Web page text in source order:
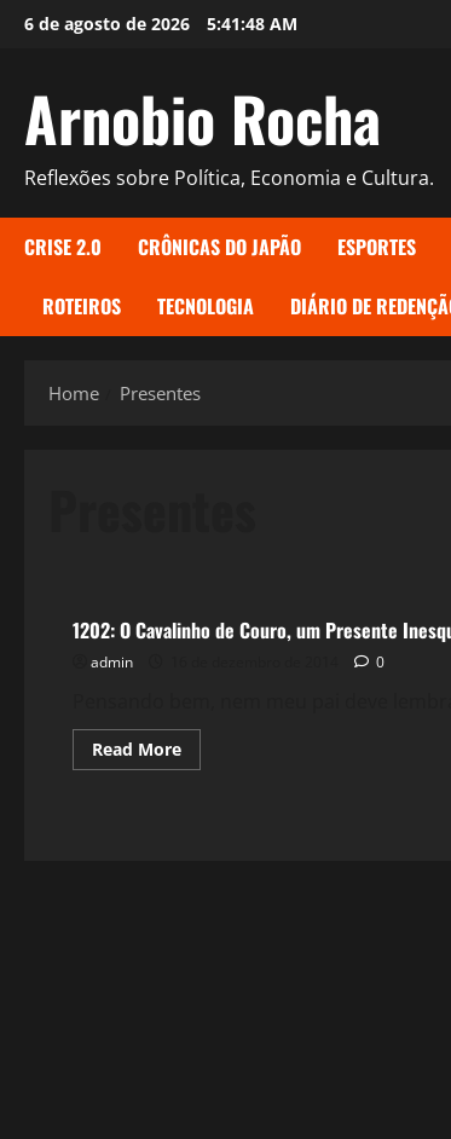
Skip6 de agosto de 2026 5:41:49 AM
Arnobio Rocha
Reflexões sobre Política, Economia e Cultura.
CRISE 2.0 CRÔNICAS DO JAPÃO ESPORTES
ROTEIROS TECNOLOGIA DIÁRIO DE
Home Presentes
1202: O Cavalinho de Couro, um Presente
admin 0
Read MoreRead
more